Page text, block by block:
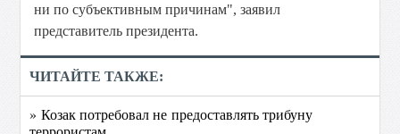
ни по субъективным причинам", заявил
представитель президента.
ЧИТАЙТЕ ТАКЖЕ:
» Козак потребовал не предоставлять трибуну